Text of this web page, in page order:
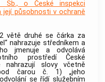
Sb., o České inspekci
působnosti v ochraně
větě druhé se čárka za
nahrazuje středníkem a
jmenuje a odvolává
prostředí České
nahrazují slovy včetně
čarou č. 1) „jeho
se řídí služebním